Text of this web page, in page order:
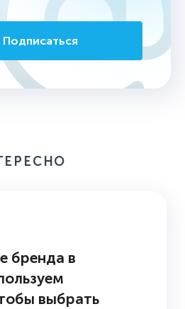
Подписаться
бренда в
выбрать